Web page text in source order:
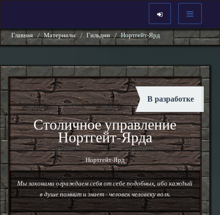
Главная Материалы Гильдии Нортгейт-Ярд
В разработке
Столичное управление
Нортгейт-Ярда
Нортгейт-Ярд
Мы законами ограждаем себя от себе подобных, ибо каждый
в душе помнит и знает - человек человеку волк.